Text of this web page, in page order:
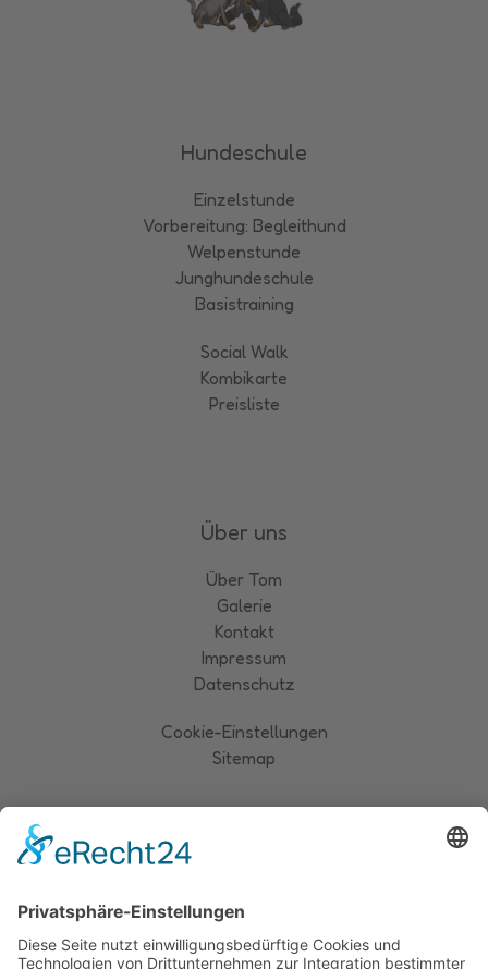
Hundeschule
Einzelstunde
Vorbereitung: Begleithund
Welpenstunde
Junghundeschule
Basistraining
Social Walk
Kombikarte
Preisliste
Über uns
Über Tom
Galerie
Kontakt
Impressum
Datenschutz
Cookie-Einstellungen
Sitemap
+49 152 28500187
In der Overscheidt